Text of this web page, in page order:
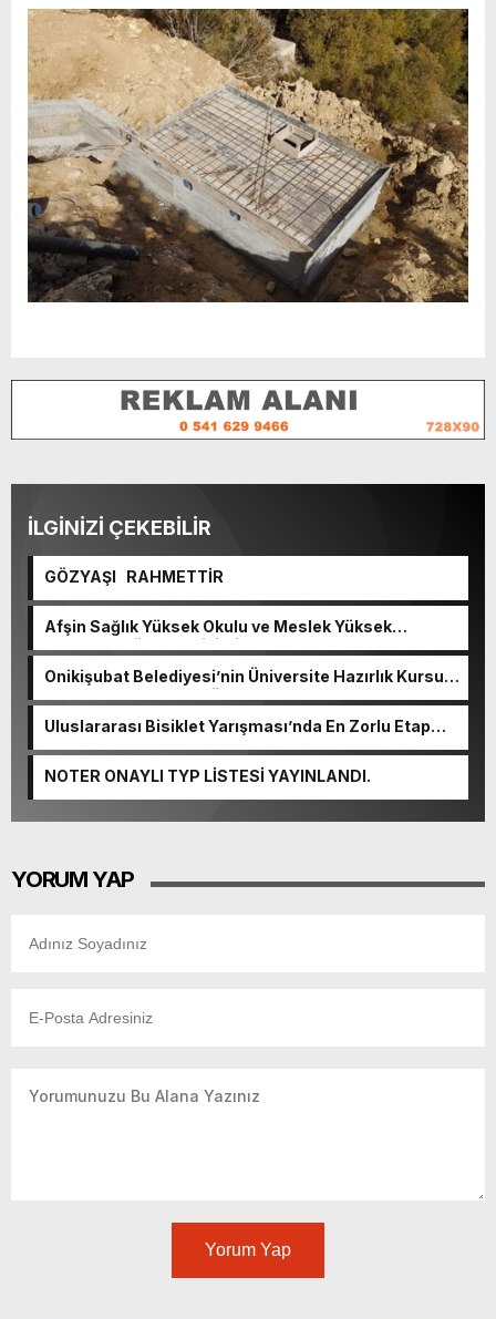
İLGİNİZİ ÇEKEBİLİR
GÖZYAŞI RAHMETTİR
Afşin Sağlık Yüksek Okulu ve Meslek Yüksek
Okulunda görev değişimi!
Onikişubat Belediyesi’nin Üniversite Hazırlık Kursu
başvurularında son gün 7 Ağustos.
Uluslararası Bisiklet Yarışması’nda En Zorlu Etap
NOTER ONAYLI TYP LİSTESİ YAYINLANDI.
YORUM YAP
Yorum Yap